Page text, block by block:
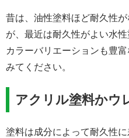
昔は、油性塗料ほど耐久性
が、最近は耐久性がよい水性
カラーバリエーションも豊
みてください。
アクリル塗料かウ
塗料は成分によって耐久性に